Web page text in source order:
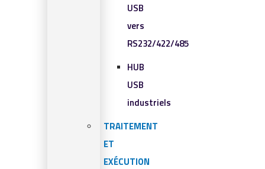
USB
vers
RS232/422/485
HUB
USB
industriels
TRAITEMENT
ET
EXÉCUTION